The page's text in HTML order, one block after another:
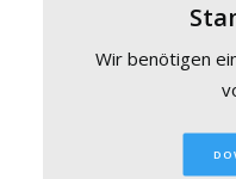
Wir benötigen